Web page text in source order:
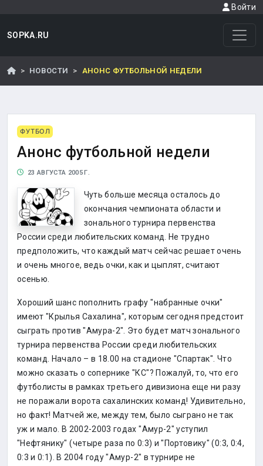
Войти
SOPKA.RU
НОВОСТИ АНОНС ФУТБОЛЬНОЙ НЕДЕЛИ
ФУТБОЛ
Анонс футбольной недели
23 АВГУСТА 2005 Г.
Чуть больше месяца осталось до
окончания чемпионата области и
зонального турнира первенства
России среди любительских команд. Не трудно
предположить, что каждый матч сейчас решает очень
и очень многое, ведь очки, как и цыплят, считают
осенью.
Хороший шанс пополнить графу "набранные очки"
имеют "Крылья Сахалина", которым сегодня предстоит
сыграть против "Амура-2". Это будет матч зонального
турнира первенства России среди любительских
команд. Начало – в 18.00 на стадионе "Спартак". Что
можно сказать о сопернике "КС"? Пожалуй, то, что его
футболисты в рамках третьего дивизиона еще ни разу
не поражали ворота сахалинских команд! Удивительно,
но факт! Матчей же, между тем, было сыграно не так
уж и мало. В 2002-2003 годах "Амур-2" уступил
"Нефтянику" (четыре раза по 0:3) и "Портовику" (0:3, 0:4,
0:3 и 0:1). В 2004 году "Амур-2" в турнире не